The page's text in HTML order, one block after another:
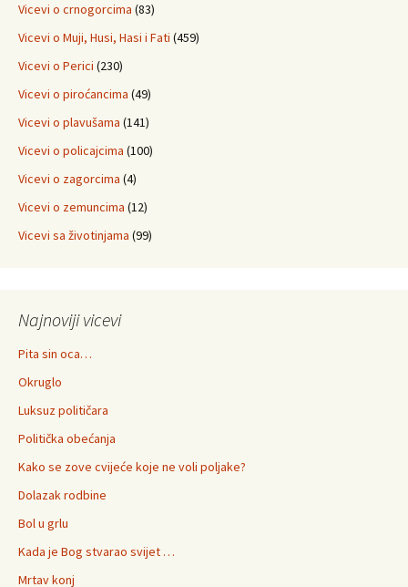
Vicevi o crnogorcima (83)
Vicevi o Muji, Husi, Hasi i Fati (459)
Vicevi o Perici (230)
Vicevi o piroćancima (49)
Vicevi o plavušama (141)
Vicevi o policajcima (100)
Vicevi o zagorcima (4)
Vicevi o zemuncima (12)
Vicevi sa životinjama (99)
Najnoviji vicevi
Pita sin oca…
Okruglo
Luksuz političara
Politička obećanja
Kako se zove cvijeće koje ne voli poljake?
Dolazak rodbine
Bol u grlu
Kada je Bog stvarao svijet …
Mrtav konj